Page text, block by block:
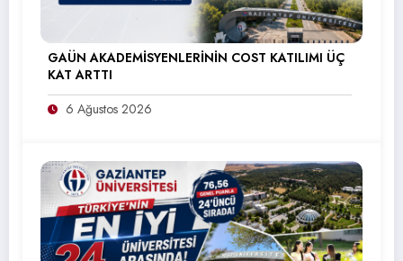
GAÜN AKADEMİSYENLERİNİN COST KATILIMI ÜÇ
KAT ARTTI
6 Ağustos 2026